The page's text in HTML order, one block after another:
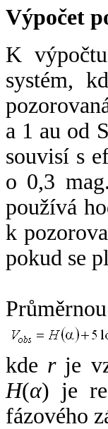
Výpočet
K
systém,
a 1 au od
souvisí s
o 0,3
používá
k
pokud se
kde rje
H(α) je
fázového